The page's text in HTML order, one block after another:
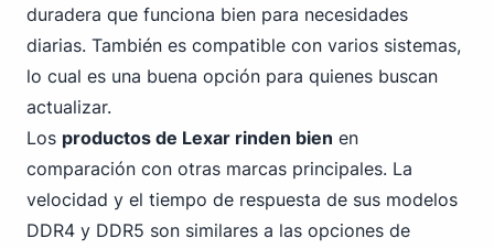
duradera que funciona bien para necesidades
diarias. También es compatible con varios sistemas,
lo cual es una buena opción para quienes buscan
actualizar.
Los productos de Lexar rinden bien en
comparación con otras marcas principales. La
velocidad y el tiempo de respuesta de sus modelos
DDR4 y DDR5 son similares a las opciones de